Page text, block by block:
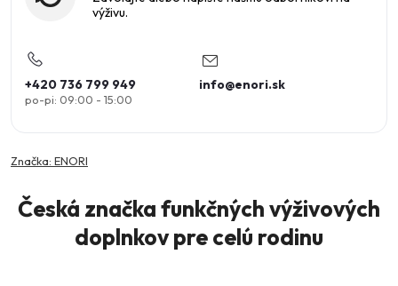
výživu.
info@enori.sk
+420 736 799 949
Značka: ENORI
Česká značka funkčných výživových
doplnkov pre celú rodinu